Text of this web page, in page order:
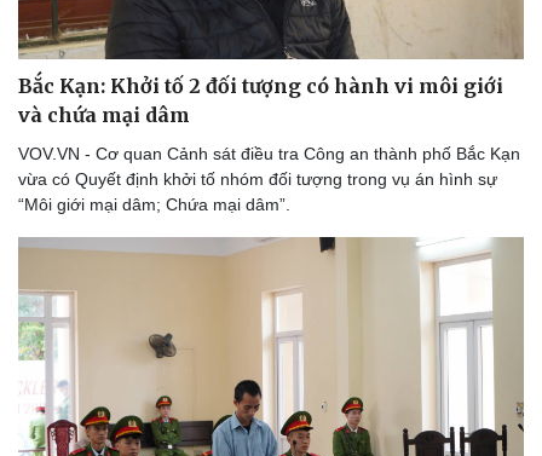
Bắc Kạn: Khởi tố 2 đối tượng có hành vi môi giới
và chứa mại dâm
VOV.VN - Cơ quan Cảnh sát điều tra Công an thành phố Bắc Kạn
vừa có Quyết định khởi tố nhóm đối tượng trong vụ án hình sự
“Môi giới mại dâm; Chứa mại dâm”.